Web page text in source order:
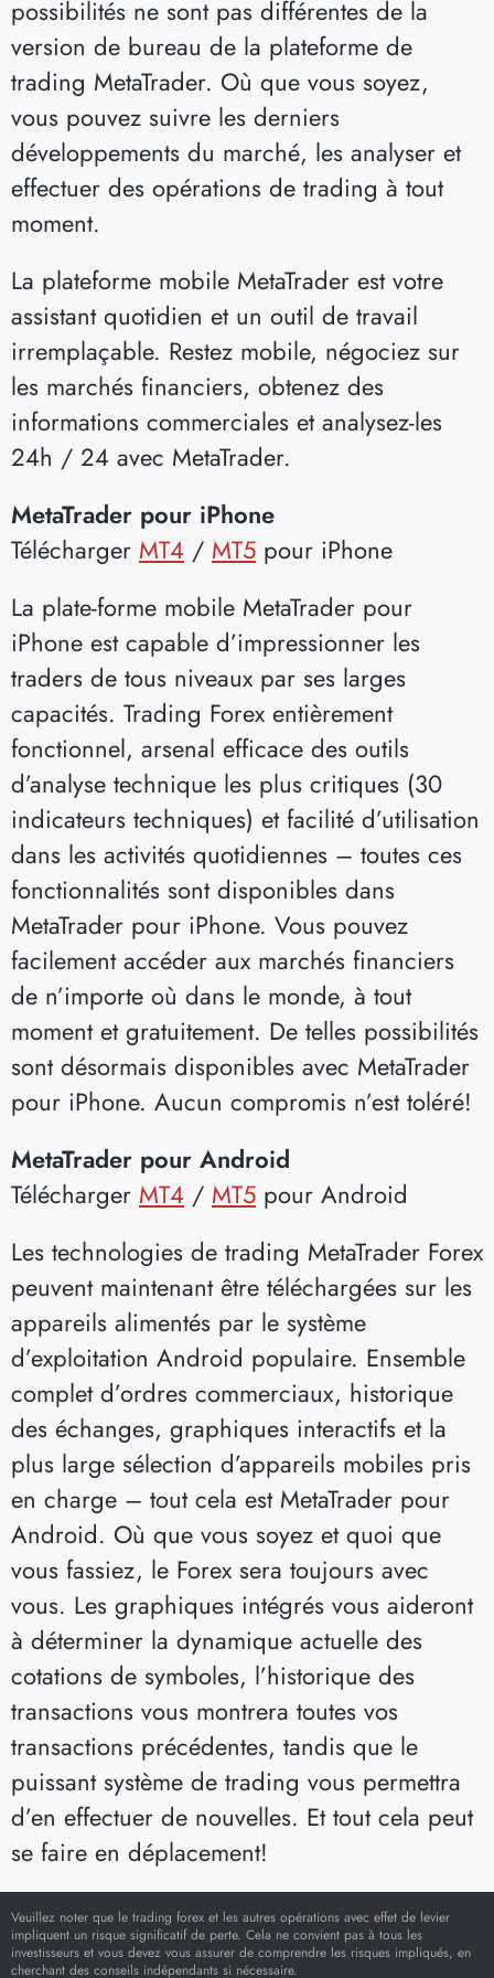
possibilités ne sont pas différentes de la
version de bureau de la plateforme de
trading MetaTrader. Où que vous soyez,
vous pouvez suivre les derniers
développements du marché, les analyser et
effectuer des opérations de trading à tout
moment.
La plateforme mobile MetaTrader est votre
assistant quotidien et un outil de travail
irremplaçable. Restez mobile, négociez sur
les marchés financiers, obtenez des
informations commerciales et analysez-les
24h / 24 avec MetaTrader.
MetaTrader pour iPhone
Télécharger MT4 / MT5 pour iPhone
La plate-forme mobile MetaTrader pour
iPhone est capable d’impressionner les
traders de tous niveaux par ses larges
capacités. Trading Forex entièrement
fonctionnel, arsenal efficace des outils
d’analyse technique les plus critiques (30
indicateurs techniques) et facilité d’utilisation
dans les activités quotidiennes – toutes ces
fonctionnalités sont disponibles dans
MetaTrader pour iPhone. Vous pouvez
facilement accéder aux marchés financiers
de n’importe où dans le monde, à tout
moment et gratuitement. De telles possibilités
sont désormais disponibles avec MetaTrader
pour iPhone. Aucun compromis n’est toléré!
MetaTrader pour Android
Télécharger MT4 / MT5 pour Android
Les technologies de trading MetaTrader Forex
peuvent maintenant être téléchargées sur les
appareils alimentés par le système
d’exploitation Android populaire. Ensemble
complet d’ordres commerciaux, historique
des échanges, graphiques interactifs et la
plus large sélection d’appareils mobiles pris
en charge – tout cela est MetaTrader pour
Android. Où que vous soyez et quoi que
vous fassiez, le Forex sera toujours avec
vous. Les graphiques intégrés vous aideront
à déterminer la dynamique actuelle des
cotations de symboles, l’historique des
transactions vous montrera toutes vos
transactions précédentes, tandis que le
puissant système de trading vous permettra
d’en effectuer de nouvelles. Et tout cela peut
se faire en déplacement!
Veuillez noter que le trading forex et les autres opérations avec effet de levier
impliquent un risque significatif de perte. Cela ne convient pas à tous les
investisseurs et vous devez vous assurer de comprendre les risques impliqués, en
cherchant des conseils indépendants si nécessaire.